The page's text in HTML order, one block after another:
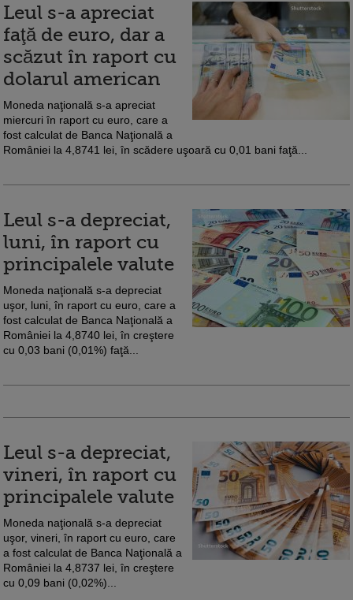
Leul s-a apreciat
faţă de euro, dar a
scăzut în raport cu
dolarul american
Moneda naţională s-a apreciat
miercuri în raport cu euro, care a
fost calculat de Banca Naţională a
României la 4,8741 lei, în scădere uşoară cu 0,01 bani faţă...
Leul s-a depreciat,
luni, în raport cu
principalele valute
Moneda naţională s-a depreciat
uşor, luni, în raport cu euro, care a
fost calculat de Banca Naţională a
României la 4,8740 lei, în creştere
cu 0,03 bani (0,01%) faţă...
Leul s-a depreciat,
vineri, în raport cu
principalele valute
Moneda naţională s-a depreciat
uşor, vineri, în raport cu euro, care
a fost calculat de Banca Naţională a
României la 4,8737 lei, în creştere
cu 0,09 bani (0,02%)...